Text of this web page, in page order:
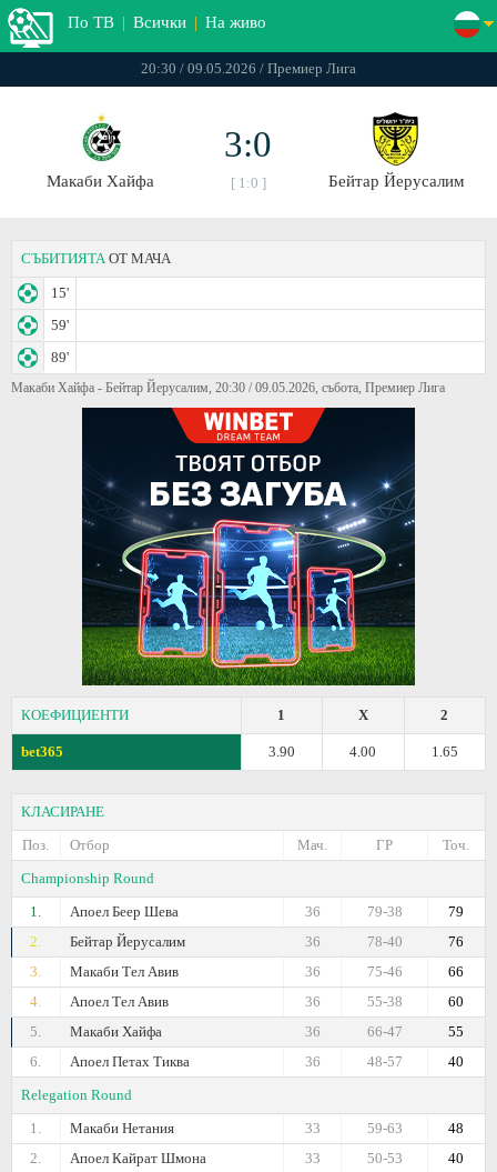
По ТВ | Всички | На живо
20:30 / 09.05.2026 / Премиер Лига
Макаби Хайфа
3:0
[ 1:0 ] Бейтар Йерусалим
СЪБИТИЯТА ОТ МАЧА
15'
59'
89'
Макаби Хайфа - Бейтар Йерусалим, 20:30 / 09.05.2026, събота, Премиер Лига
КОЕФИЦИЕНТИ 2
X
1
bet365 1.65
4.00
3.90
КЛАСИРАНЕ
Поз.
Отбор Точ.
ГР
Мач.
Championship Round
1.
Апоел Беер Шева 79
79-38
36
2.
Бейтар Йерусалим 76
78-40
36
3.
Макаби Тел Авив 66
75-46
36
4.
Апоел Тел Авив 60
55-38
36
5.
Макаби Хайфа 55
66-47
36
6.
Апоел Петах Тиква 40
48-57
36
Relegation Round
1.
Макаби Нетания 48
59-63
33
2.
Апоел Кайрат Шмона 40
50-53
33